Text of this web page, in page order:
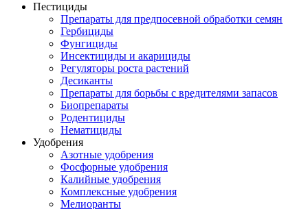
Пестициды
Препараты для предпосевной обработки семян
Гербициды
Фунгициды
Инсектициды и акарициды
Регуляторы роста растений
Десиканты
Препараты для борьбы с вредителями запасов
Биопрепараты
Родентициды
Нематициды
Удобрения
Азотные удобрения
Фосфорные удобрения
Калийные удобрения
Комплексные удобрения
Мелиоранты